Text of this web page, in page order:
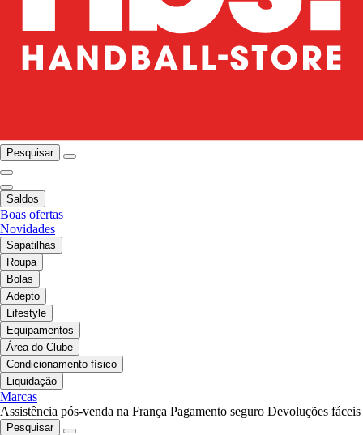
Pesquisar
Saldos
Boas ofertas
Novidades
Sapatilhas
Roupa
Bolas
Adepto
Lifestyle
Equipamentos
Área do Clube
Condicionamento físico
Liquidação
Marcas
Assistência pós-venda na França Pagamento seguro Devoluções fáceis
Pesquisar